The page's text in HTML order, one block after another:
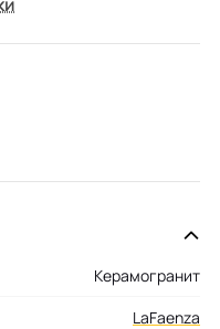
Керамогранит
LaFaenza